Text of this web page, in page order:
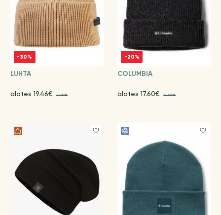
-30%
LUHTA
alates 19.46€ 27.80€
-20%
COLUMBIA
alates 17.60€ 22.00€